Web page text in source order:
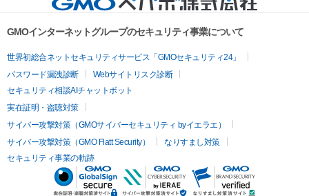
GMOインターネットグループのセキュリティ事業について
世界初総合ネットセキュリティサービス「GMOセキュリティ24」
パスワード漏洩診断
Webサイトリスク診断
セキュリティ相談AIチャットボット
実在証明・盗聴対策
サイバー攻撃対策（GMOサイバーセキュリティ byイエラエ）
サイバー攻撃対策（GMO Flatt Security）
なりすまし対策
セキュリティ事業の軌跡